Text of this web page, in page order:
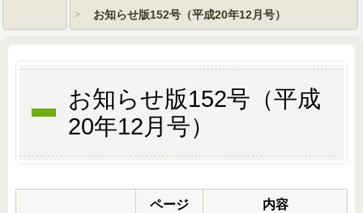
お知らせ版152号（平成20年12月号）
お知らせ版152号（平成
20年12月号）
ページ 内容